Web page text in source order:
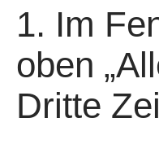
1. Im
oben
Dritte